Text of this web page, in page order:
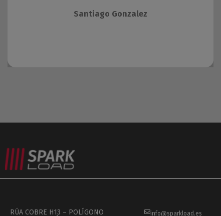
Santiago Gonzalez
RÚA COBRE H13 – POLÍGONO
info@sparkload.es